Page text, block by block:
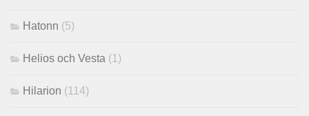
Hatonn (5)
Helios och Vesta (1)
Hilarion (114)